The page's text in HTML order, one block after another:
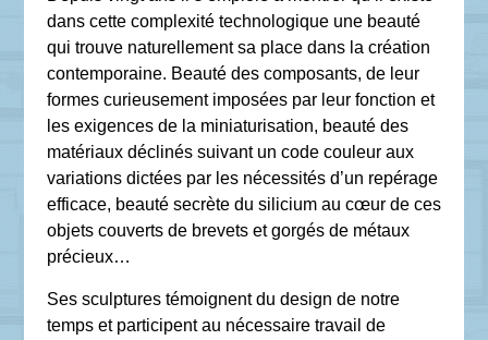
dans cette complexité technologique une beauté
qui trouve naturellement sa place dans la création
contemporaine. Beauté des composants, de leur
formes curieusement imposées par leur fonction et
les exigences de la miniaturisation, beauté des
matériaux déclinés suivant un code couleur aux
variations dictées par les nécessités d’un repérage
efficace, beauté secrète du silicium au cœur de ces
objets couverts de brevets et gorgés de métaux
précieux…
Ses sculptures témoignent du design de notre
temps et participent au nécessaire travail de